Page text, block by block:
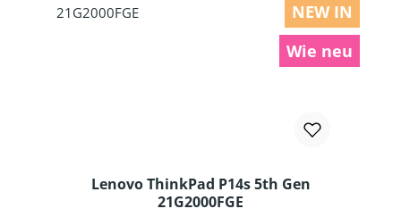
NEW IN
Wie neu
Lenovo ThinkPad P14s 5th Gen
21G2000FGE